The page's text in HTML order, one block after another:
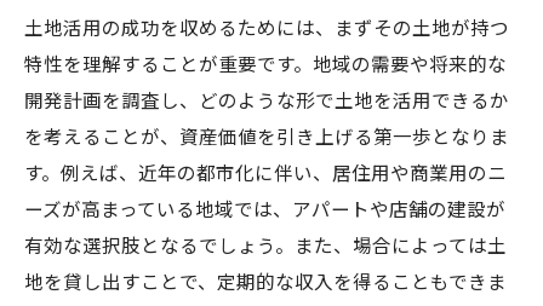
土地活用の成功を収めるためには、まずその土地が持つ
特性を理解することが重要です。地域の需要や将来的な
開発計画を調査し、どのような形で土地を活用できるか
を考えることが、資産価値を引き上げる第一歩となりま
す。例えば、近年の都市化に伴い、居住用や商業用のニ
ーズが高まっている地域では、アパートや店舗の建設が
有効な選択肢となるでしょう。また、場合によっては土
地を貸し出すことで、定期的な収入を得ることもできま